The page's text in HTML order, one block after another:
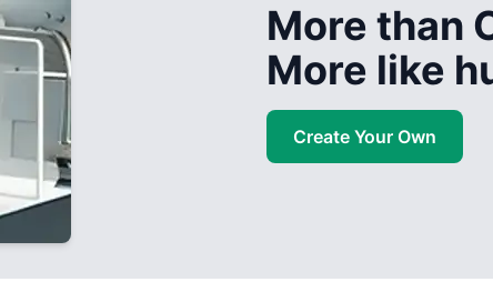
More than
More like
Create Your Own